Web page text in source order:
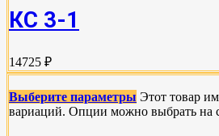
КС 3-1
14725 ₽
Выберите параметры Этот товар
вариаций. Опции можно выбрать на